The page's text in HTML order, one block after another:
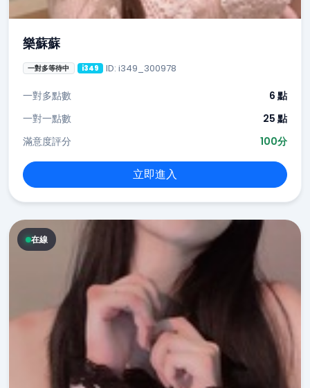
樂蘇蘇
一對多等待中 i349 ID: i349_300978
一對多點數
6 點
一對一點數
25 點
滿意度評分
100分
立即進入
在線